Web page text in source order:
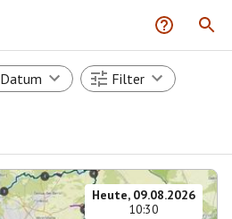
Datum Filter
Heute, 09.08.2026
10:30